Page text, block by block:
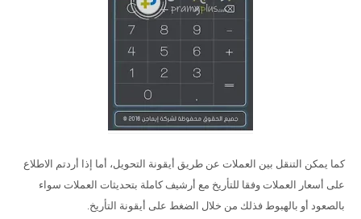
كما يمكن التنقل بين العملات عن طريق أيقونة التحويل، أما إذا أردتم الاطلاع
على أسعار العملات وفقا للتأريخ مع أرشيف كاملة بتحديثات العملات سواء
بالصعود أو بالهبوط فذلك من خلال الضغط على أيقونة التأريخ.